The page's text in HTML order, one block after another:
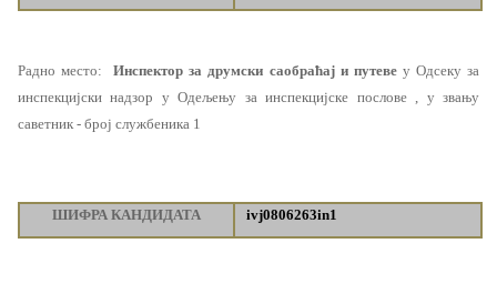
Радно место: Инспектор за друмски саобраћај и путевеу Одсеку за
инспекцијски надзор у Одељењу за инспекцијске послове , у звању
саветник - број службеника 1
ШИФРА КАНДИДАТА ivj0806263in1